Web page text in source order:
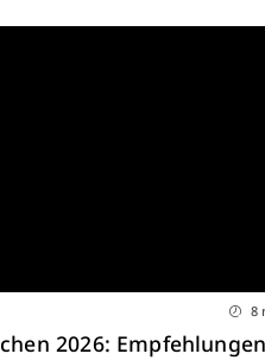
8
2026: Empfehlungen